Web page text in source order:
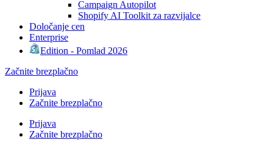
Campaign Autopilot
Shopify AI Toolkit za razvijalce
Določanje cen
Enterprise
Edition - Pomlad 2026
Začnite brezplačno
Prijava
Začnite brezplačno
Prijava
Začnite brezplačno